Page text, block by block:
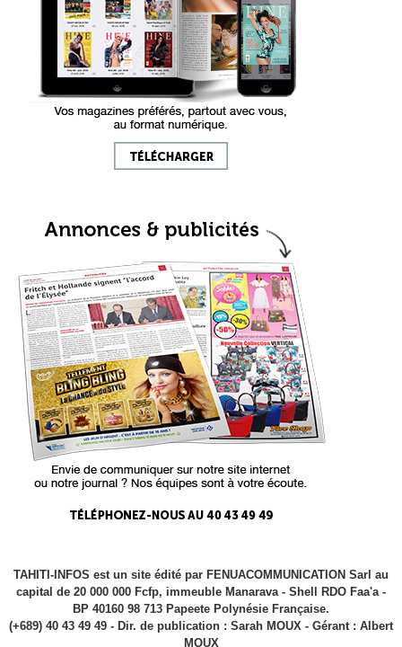
TAHITI-INFOS est un site édité par FENUACOMMUNICATION Sarl au
capital de 20 000 000 Fcfp, immeuble Manarava - Shell RDO Faa'a -
BP 40160 98 713 Papeete Polynésie Française.
(+689) 40 43 49 49 - Dir. de publication : Sarah MOUX - Gérant : Albert
MOUX